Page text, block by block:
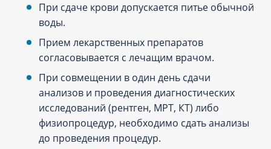
При сдаче крови допускается питье обычной
воды.
Прием лекарственных препаратов
согласовывается с лечащим врачом.
При совмещении в один день сдачи
анализов и проведения диагностических
исследований (рентген, МРТ, КТ) либо
физиопроцедур, необходимо сдать анализы
до проведения процедур.